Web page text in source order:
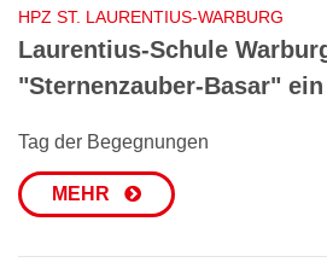
HPZ ST. LAURENTIUS-WARBURG
Laurentius-Schule
"Sternenzauber-Basar" ein
Tag der Begegnungen
MEHR